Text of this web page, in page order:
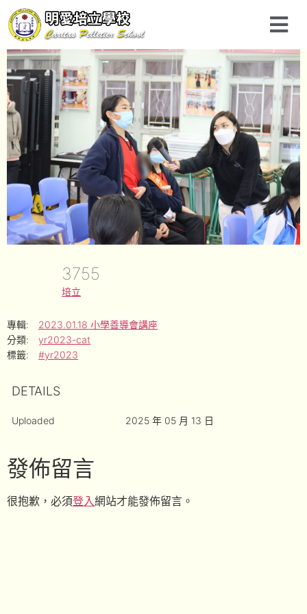
3755
培立
專輯:
2023.01.18 小學善導會講座
分類:
yr2023-cat
標籤:
#yr2023
DETAILS
Uploaded 2025 年 05 月 13 日
發佈留言
很抱歉，必須登入網站才能發佈留言。